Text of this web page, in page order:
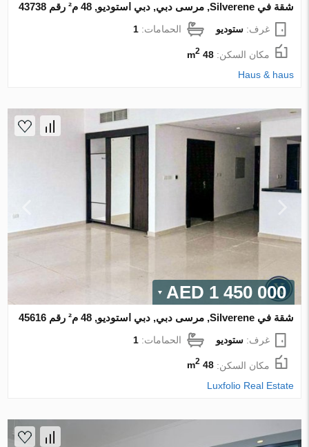
شقة في Silverene, مرسى دبي, دبي استوديو, 48 م² رقم 43738
غرف:ستوديو الحمامات:1
مكان السكن:48 m
2
Haus & haus
1 450 000 AED
شقة في Silverene, مرسى دبي, دبي استوديو, 48 م² رقم 45616
غرف:ستوديو الحمامات:1
مكان السكن:48 m
2
Luxfolio Real Estate